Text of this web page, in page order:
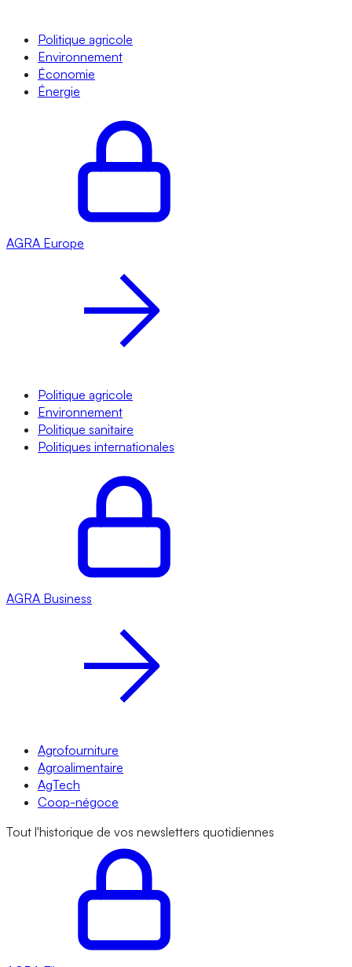
Politique agricole
Environnement
Économie
Énergie
AGRA Europe
Politique agricole
Environnement
Politique sanitaire
Politiques internationales
AGRA Business
Agrofourniture
Agroalimentaire
AgTech
Coop-négoce
Tout l'historique de vos newsletters quotidiennes